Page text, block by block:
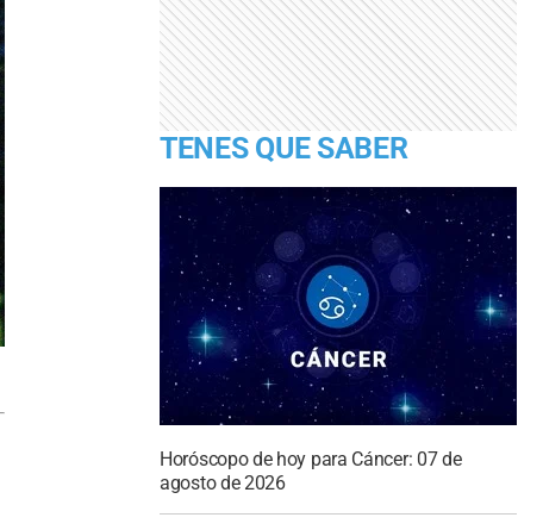
TENES QUE SABER
Horóscopo de hoy para Cáncer: 07 de
agosto de 2026